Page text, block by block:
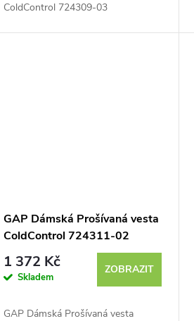
ColdControl 724309-03
GAP Dámská Prošívaná vesta
ColdControl 724311-02
1 372 Kč
Skladem
ZOBRAZIT
GAP Dámská Prošívaná vesta